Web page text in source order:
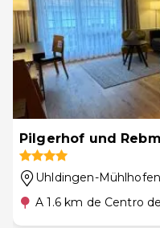
Pilgerhof und
Uhldingen-Mühlhofen
A 1.6 km de Centro